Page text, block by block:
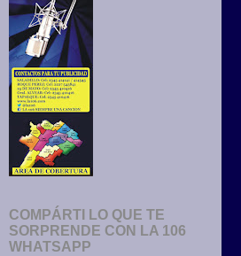
COMPÁRTI LO QUE TE
SORPRENDE CON LA 106
WHATSAPP